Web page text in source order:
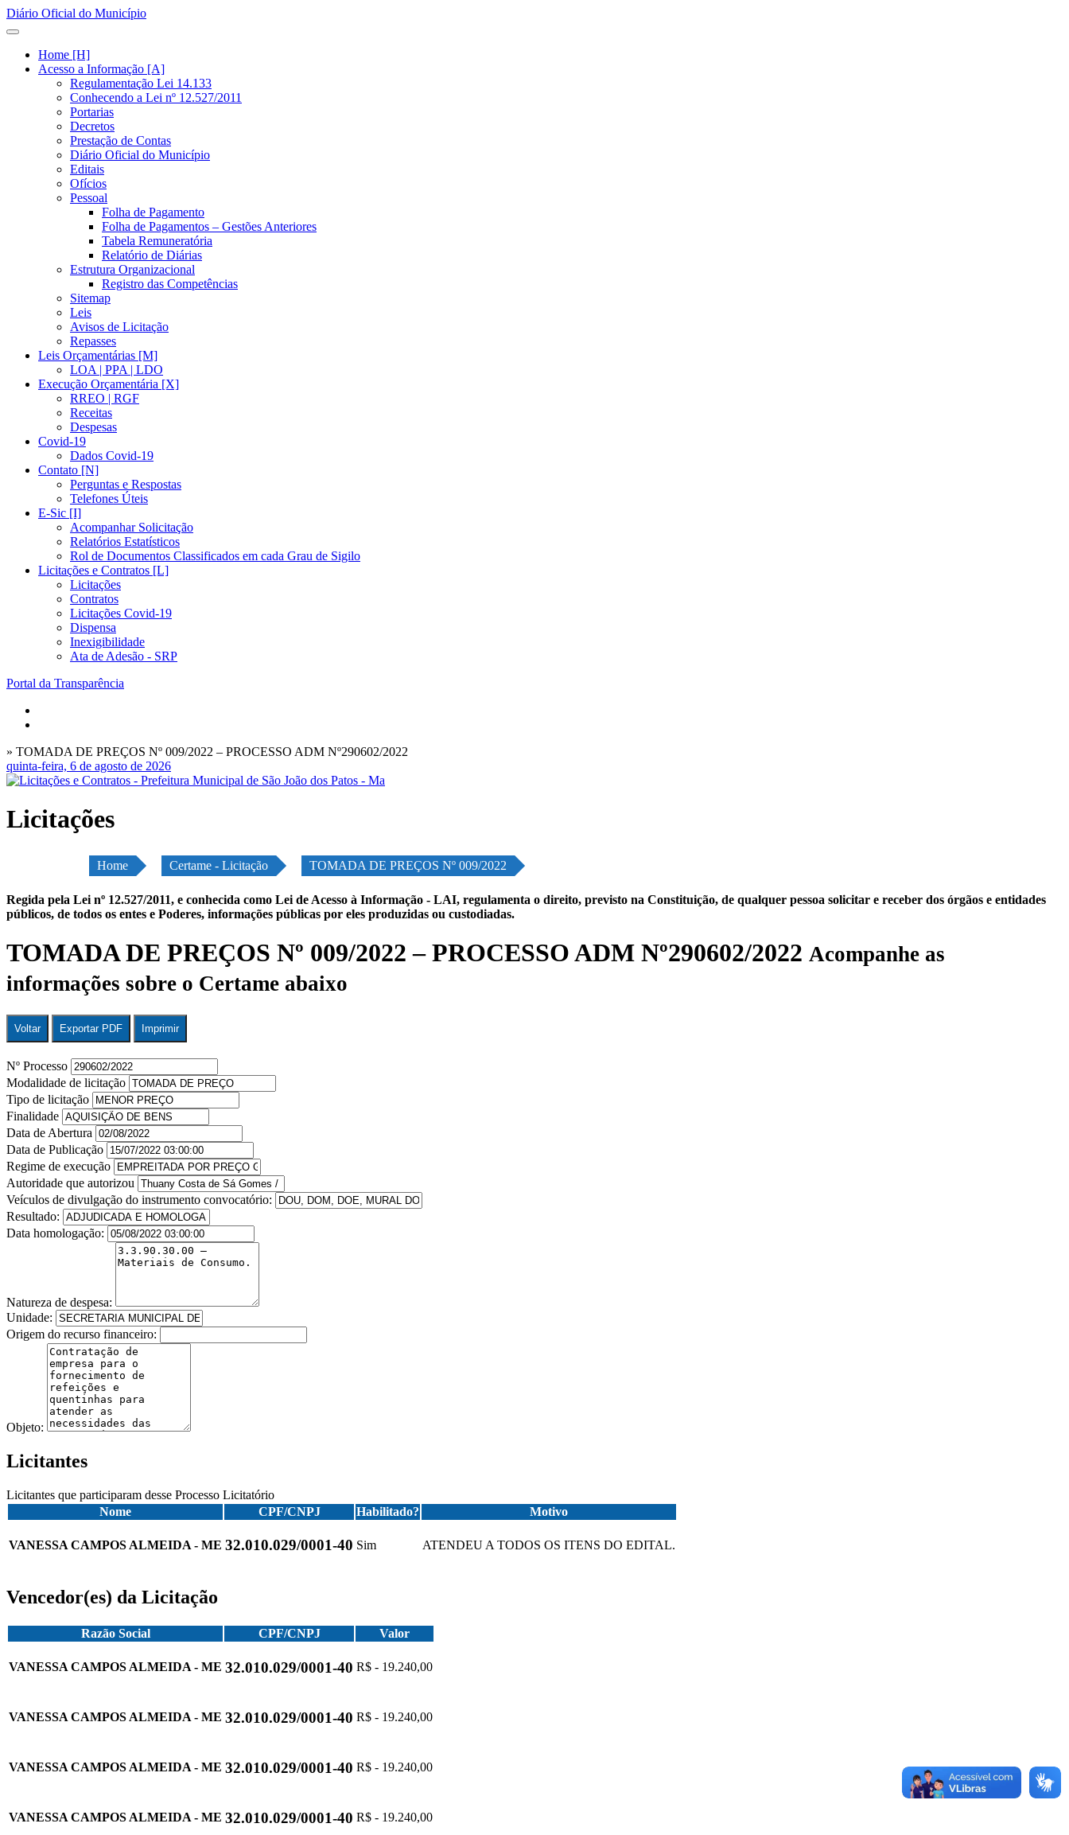
Diário Oficial do Município
Home [H]
Acesso a Informação [A]
Regulamentação Lei 14.133
Conhecendo a Lei nº 12.527/2011
Portarias
Decretos
Prestação de Contas
Diário Oficial do Município
Editais
Ofícios
Pessoal
Folha de Pagamento
Folha de Pagamentos – Gestões Anteriores
Tabela Remuneratória
Relatório de Diárias
Estrutura Organizacional
Registro das Competências
Sitemap
Leis
Avisos de Licitação
Repasses
Leis Orçamentárias [M]
LOA | PPA | LDO
Execução Orçamentária [X]
RREO | RGF
Receitas
Despesas
Covid-19
Dados Covid-19
Contato [N]
Perguntas e Respostas
Telefones Úteis
E-Sic [I]
Acompanhar Solicitação
Relatórios Estatísticos
Rol de Documentos Classificados em cada Grau de Sigilo
Licitações e Contratos [L]
Licitações
Contratos
Licitações Covid-19
Dispensa
Inexigibilidade
Ata de Adesão - SRP
Portal da Transparência
» TOMADA DE PREÇOS Nº 009/2022 – PROCESSO ADM Nº290602/2022
quinta-feira, 6 de agosto de 2026
Licitações
Home Certame - Licitação TOMADA DE PREÇOS Nº 009/2022
Regida pela Lei nº 12.527/2011, e conhecida como Lei de Acesso à Informação - LAI, regulamenta o direito, previsto na Constituição, de qualquer pessoa solicitar e receber dos órgãos e entidades
públicos, de todos os entes e Poderes, informações públicas por eles produzidas ou custodiadas.
TOMADA DE PREÇOS Nº 009/2022 – PROCESSO ADM Nº290602/2022 Acompanhe as
informações sobre o Certame abaixo
Voltar Exportar PDF Imprimir
Nº Processo
Modalidade de licitação
Tipo de licitação
Finalidade
Data de Abertura
Data de Publicação
Regime de execução
Autoridade que autorizou
Veículos de divulgação do instrumento convocatório:
Resultado:
Data homologação:
Natureza de despesa:
Unidade:
Origem do recurso financeiro:
Objeto:
Licitantes
Licitantes que participaram desse Processo Licitatório
Nome
CPF/CNPJ Habilitado? Motivo
VANESSA CAMPOS ALMEIDA - ME 32.010.029/0001-40 Sim ATENDEU A TODOS OS ITENS DO EDITAL.
Vencedor(es) da Licitação
Razão Social CPF/CNPJ Valor
VANESSA CAMPOS ALMEIDA - ME 32.010.029/0001-40 R$ - 19.240,00
VANESSA CAMPOS ALMEIDA - ME 32.010.029/0001-40 R$ - 19.240,00
VANESSA CAMPOS ALMEIDA - ME 32.010.029/0001-40 R$ - 19.240,00
VANESSA CAMPOS ALMEIDA - ME 32.010.029/0001-40 R$ - 19.240,00